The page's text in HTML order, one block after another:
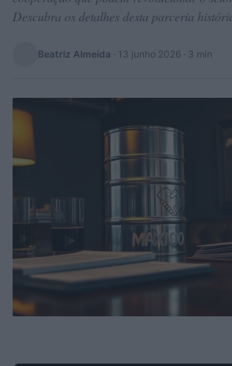
Descubra os detalhes desta parceria
Beatriz Almeida · 13 junho 2026 · 3 min